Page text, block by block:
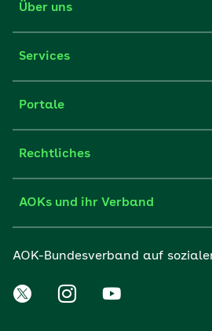
Über uns
Services
Portale
Rechtliches
AOKs und ihr Verband
AOK-Bundesverband auf